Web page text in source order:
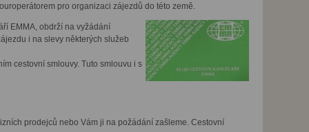
pro organizaci zájezdů do této země.
EMMA, obdrží na vyžádání
i na slevy některých služeb
cestovní smlouvy. Tuto smlouvu i s
prodejců nebo Vám ji na požádání zašleme. Cestovní